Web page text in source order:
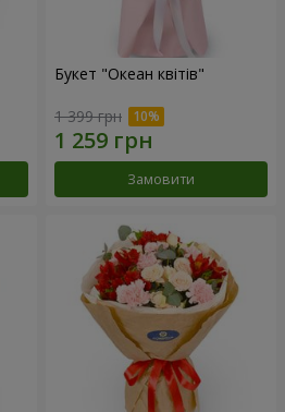
Букет "Океан квітів"
1 399 грн
Замовити